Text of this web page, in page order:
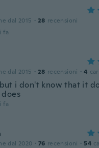
dal 2015 · 28 recensioni
fa
dal 2015 · 28 recensioni · 4
i don't know that it
fa
dal 2020 · 76 recensioni · 54